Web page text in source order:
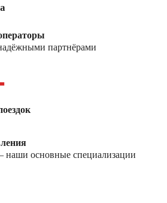
партнёрами
основные специализации